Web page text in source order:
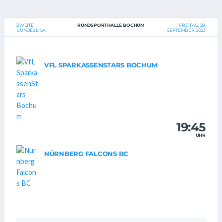
ZWEITE
BUNDESLIGA
RUNDSPORTHALLE BOCHUM
FREITAG, 29.
SEPTEMBER 2023
VFL SPARKASSENSTARS BOCHUM
19:45
UHR
NÜRNBERG FALCONS BC